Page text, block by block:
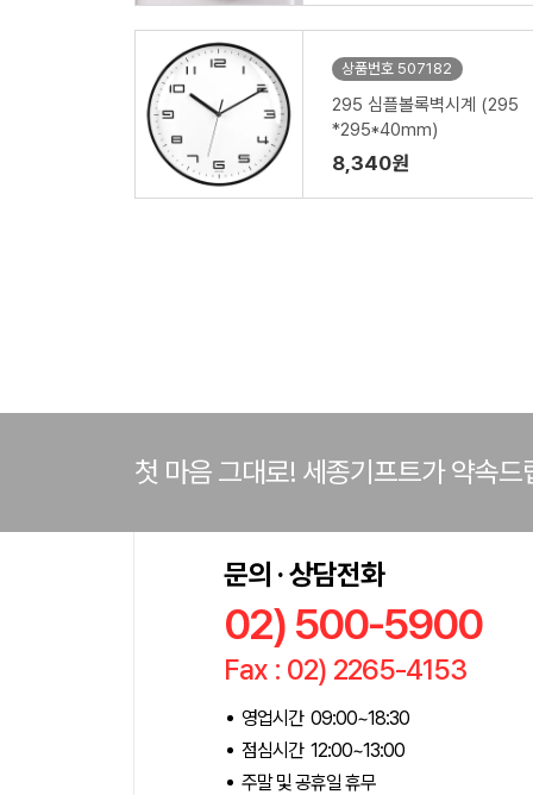
상품번호 507182
295 심플볼록벽시계 (295
*295*40mm)
8,340원
첫 마음 그대로! 세종기프트가 약속드
문의 · 상담전화
02) 500-5900
Fax : 02) 2265-4153
영업시간 09:00~18:30
점심시간 12:00~13:00
주말 및 공휴일 휴무